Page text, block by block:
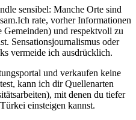
⁢sensibel: Manche ‍Orte ⁢sind
rate, vorher Informationen‍
und ‍respektvoll zu
Sensationsjournalismus oder⁣
vermeide ich ausdrücklich.
und⁣ verkaufen keine⁤
kann ich ⁤dir Quellenarten
mit denen du tiefer
einsteigen kannst.